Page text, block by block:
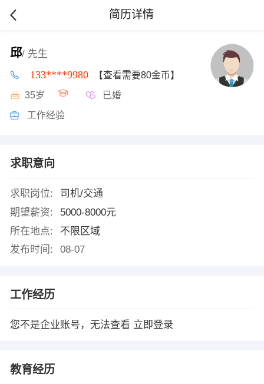
简历详情
邱/ 先生
133****9980 【查看需要80金币】
35岁 已婚
工作经验
求职意向
求职岗位:
司机/交通
期望薪资:
5000-8000元
所在地点:
不限区域
发布时间:
08-07
工作经历
您不是企业账号，无法查看 立即登录
教育经历